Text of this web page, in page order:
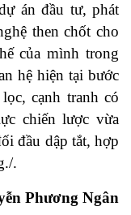
án đầu tư, phát
then chốt cho
của mình trong
hệ hiện tại bước
cạnh tranh có
chiến lược vừa
đầu dập tắt, hợp
.
Phương Ngân